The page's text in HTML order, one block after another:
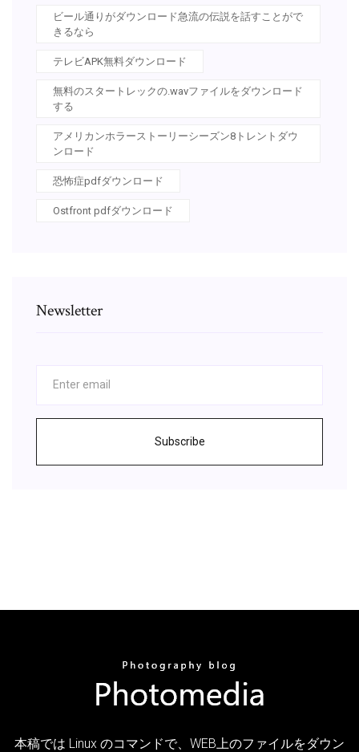
ビール通りがダウンロード急流の伝説を話すことがで
きるなら
テレビAPK無料ダウンロード
無料のスタートレックの.wavファイルをダウンロード
する
アメリカンホラーストーリーシーズン8トレントダウ
ンロード
恐怖症pdfダウンロード
Ostfront pdfダウンロード
Newsletter
Subscribe
本稿では Linux のコマンドで、WEB上のファイルをダウン